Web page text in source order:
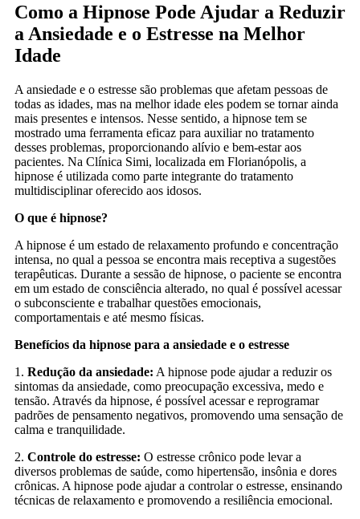
Como a Hipnose Pode Ajudar a Reduzir
a Ansiedade e o Estresse na Melhor
Idade
A ansiedade e o estresse são problemas que afetam pessoas de
todas as idades, mas na melhor idade eles podem se tornar ainda
mais presentes e intensos. Nesse sentido, a hipnose tem se
mostrado uma ferramenta eficaz para auxiliar no tratamento
desses problemas, proporcionando alívio e bem-estar aos
pacientes. Na Clínica Simi, localizada em Florianópolis, a
hipnose é utilizada como parte integrante do tratamento
multidisciplinar oferecido aos idosos.
O que é hipnose?
A hipnose é um estado de relaxamento profundo e concentração
intensa, no qual a pessoa se encontra mais receptiva a sugestões
terapêuticas. Durante a sessão de hipnose, o paciente se encontra
em um estado de consciência alterado, no qual é possível acessar
o subconsciente e trabalhar questões emocionais,
comportamentais e até mesmo físicas.
Benefícios da hipnose para a ansiedade e o estresse
1. Redução da ansiedade: A hipnose pode ajudar a reduzir os
sintomas da ansiedade, como preocupação excessiva, medo e
tensão. Através da hipnose, é possível acessar e reprogramar
padrões de pensamento negativos, promovendo uma sensação de
calma e tranquilidade.
2. Controle do estresse: O estresse crônico pode levar a
diversos problemas de saúde, como hipertensão, insônia e dores
crônicas. A hipnose pode ajudar a controlar o estresse, ensinando
técnicas de relaxamento e promovendo a resiliência emocional.